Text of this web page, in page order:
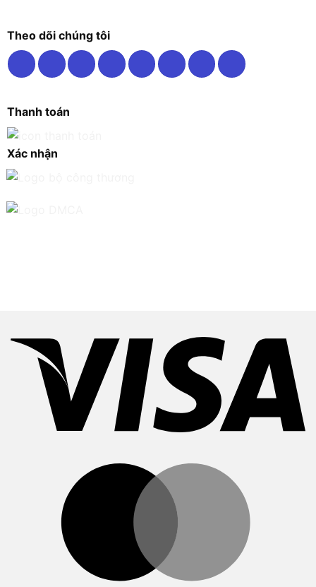
Theo dõi chúng tôi
Thanh toán
Xác nhận